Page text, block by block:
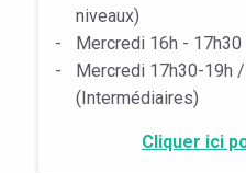
niveaux)
-
Mercredi 16h -
-
Mercredi 17h30-19h
(Intermédiaires)
Cliquer ici